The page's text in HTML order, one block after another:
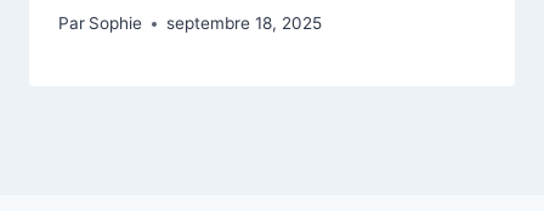
Par Sophie septembre 18, 2025